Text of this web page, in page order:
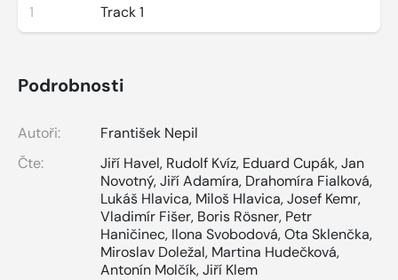
1 Track 1
Podrobnosti
Autoři:
František Nepil
Čte:
Jiří Havel, Rudolf Kvíz, Eduard Cupák,Jan
Novotný,Jiří Adamíra, Drahomíra Fialková,
Lukáš Hlavica, Miloš Hlavica,Josef Kemr,
Vladimír Fišer, Boris Rösner, Petr
Haničinec, Ilona Svobodová,Ota Sklenčka,
Miroslav Doležal, Martina Hudečková,
Antonín Molčík,Jiří Klem